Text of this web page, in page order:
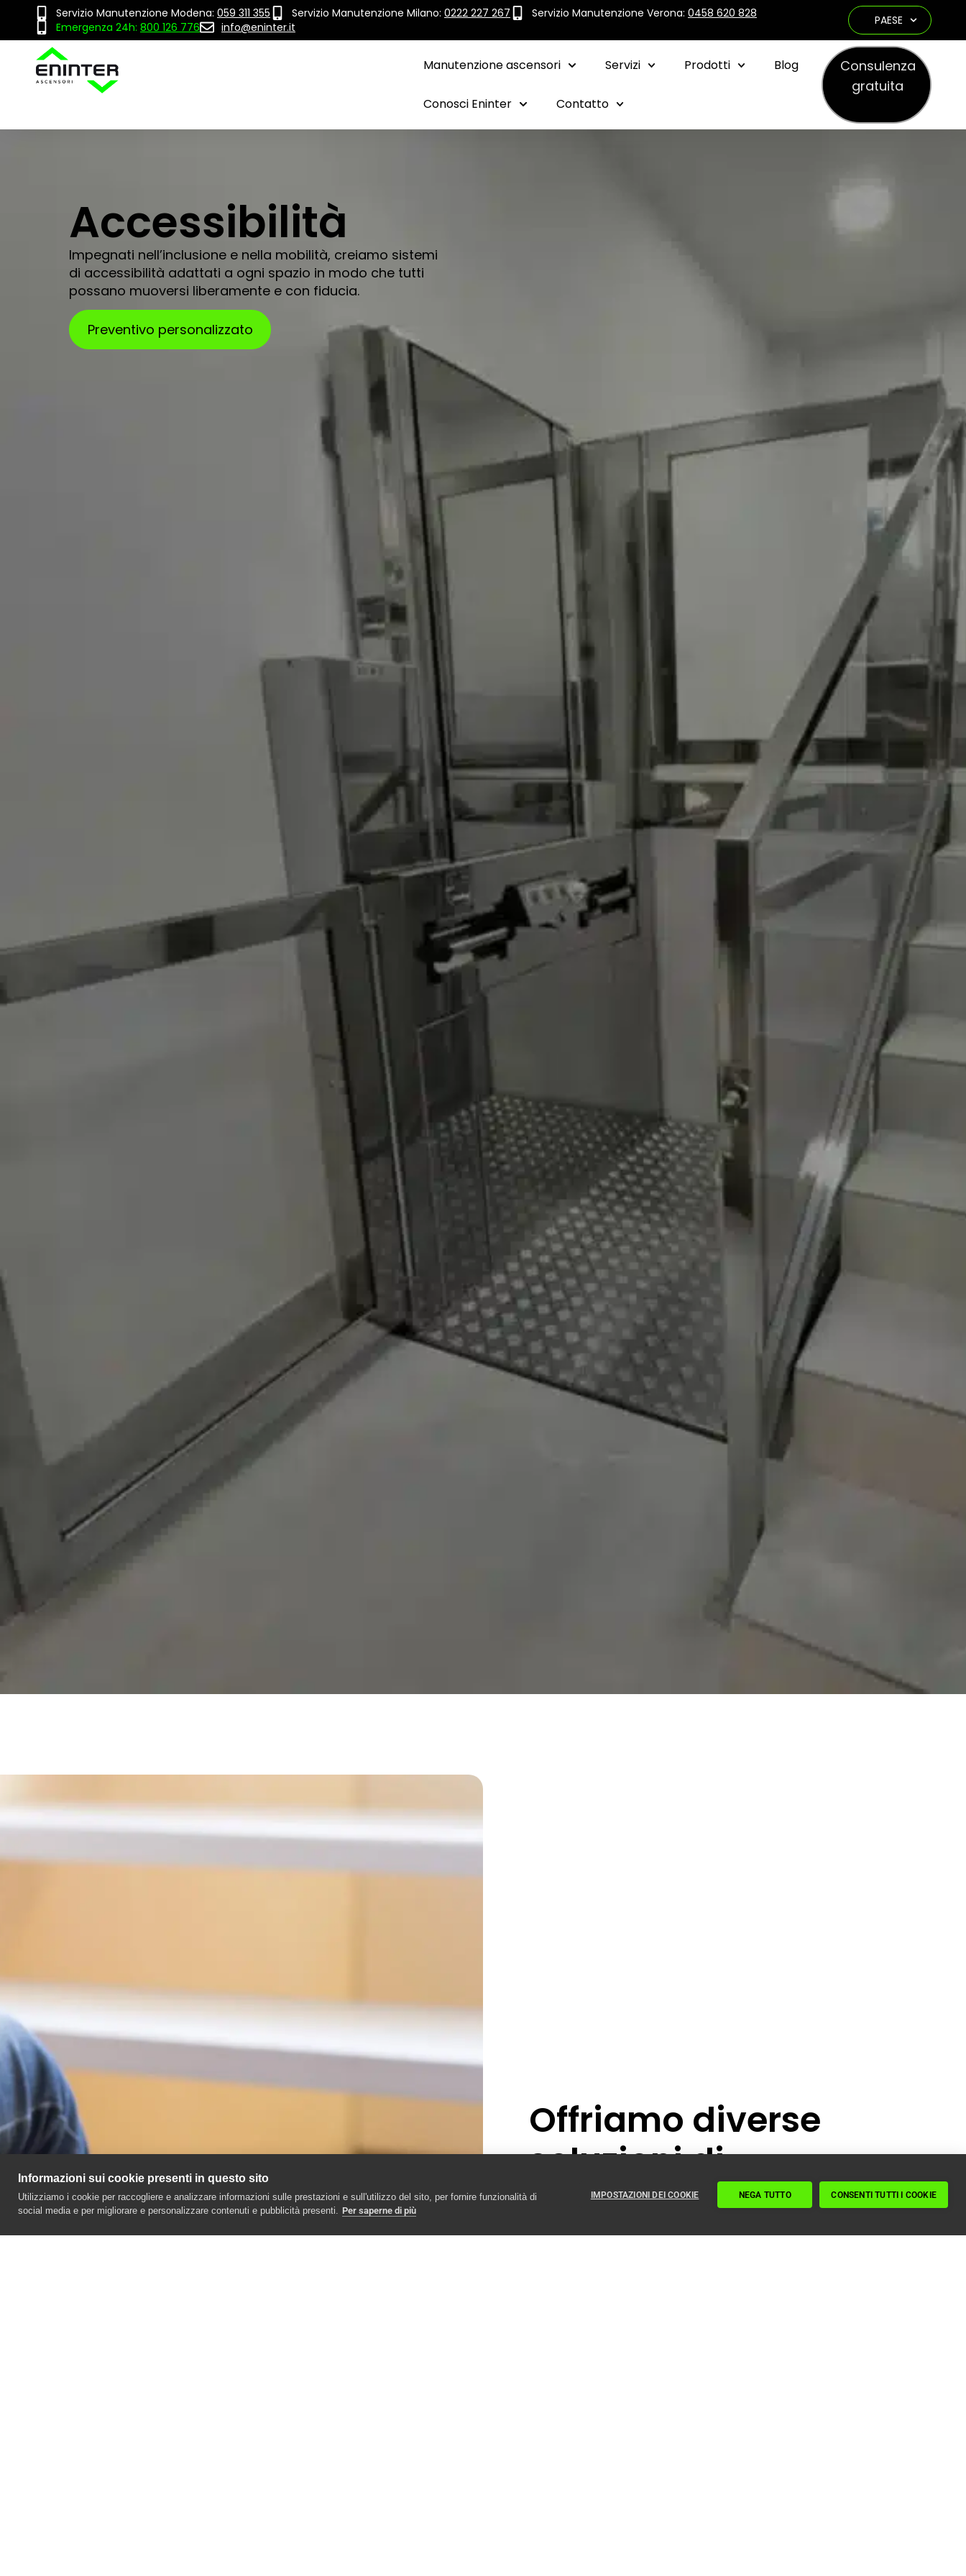
Servizio Manutenzione Modena: 059 311 355 Servizio Manutenzione Milano: 0222 227 267 Servizio Manutenzione Verona: 0458 620 828
Emergenza 24h: 800 126 776 info@eninter.it PAESE
Manutenzione ascensori Servizi Prodotti Blog
Conosci Eninter Contatto
Consulenza
gratuita
Accessibilità
Impegnati nell’inclusione e nella mobilità, creiamo sistemi
di accessibilità adattati a ogni spazio in modo che tutti
possano muoversi liberamente e con fiducia.
Preventivo personalizzato
Offriamo diverse
soluzioni di
accessibilità
L’accessibilità è una questione prioritaria per noi. In
Informazioni sui cookie presenti in questo sito
Utilizziamo i cookie per raccogliere e analizzare informazioni sulle prestazioni e sull'utilizzo del sito, per fornire funzionalità di
social media e per migliorare e personalizzare contenuti e pubblicità presenti. Per saperne di più
IMPOSTAZIONI DEI COOKIE NEGA TUTTO CONSENTI TUTTI I COOKIE